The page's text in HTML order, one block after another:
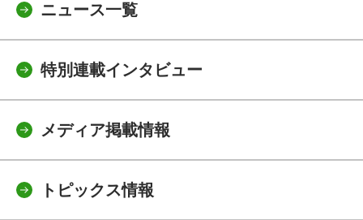
ニュース一覧
特別連載インタビュー
メディア掲載情報
トピックス情報